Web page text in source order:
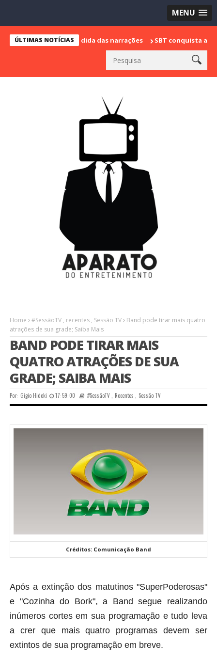
MENU
ÚLTIMAS NOTÍCIAS
sua despedida das narrações SBT conquista a vice
Home #SessãoTV , recentes , Sessão TV
Band pode tirar mais quatro
atrações de sua grade; Saiba Mais
BAND PODE TIRAR MAIS
QUATRO ATRAÇÕES DE SUA
GRADE; SAIBA MAIS
Por: Gigio Hideki 17:59:00 #SessãoTV ,Recentes Sessão TV
Créditos: Comunicação Band
Após a extinção dos matutinos "SuperPoderosas"
e "Cozinha do Bork", a Band segue realizando
inúmeros cortes em sua programação e tudo leva
a crer que mais quatro programas devem ser
extintos de sua programação em breve.